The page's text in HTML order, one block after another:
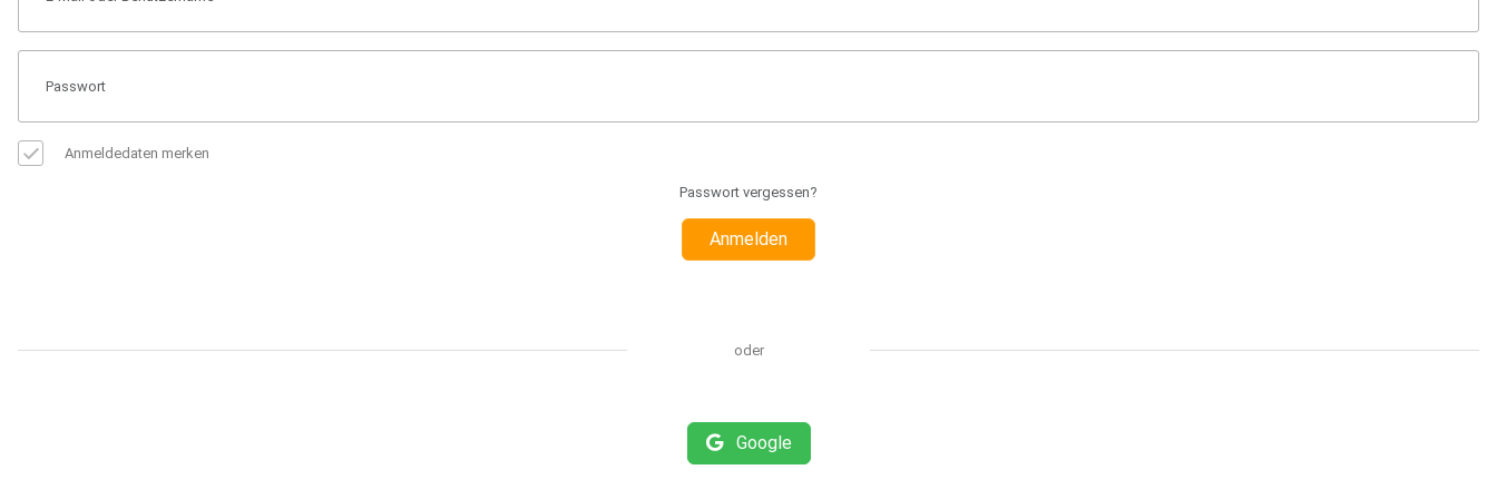
Anmeldedaten merken
Passwort vergessen?
Anmelden
oder
Google